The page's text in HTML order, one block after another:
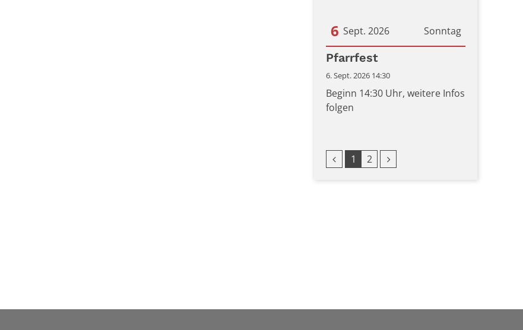
Sonntag
6 Sept. 2026
Datum: 6. September 2026
Pfarrfest
6. Sept. 2026 14:30
Beginn 14:30 Uhr, weitere Infos
folgen
Vorherige Seite
1 2 Nächste Seite